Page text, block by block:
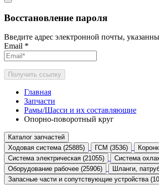
Восстановление пароля
Введите адрес электронной почты,
Email *
Получить ссылку
Главная
Запчасти
Рамы/Шасси и их составляющие
Опорно-поворотный круг
Каталог запчастей
Ходовая система (25885)
ГСМ (3536)
Система электрическая (21055)
Система
Оборудование рабочее (25906)
Шланги,
Запасные части и сопутствующие устройства